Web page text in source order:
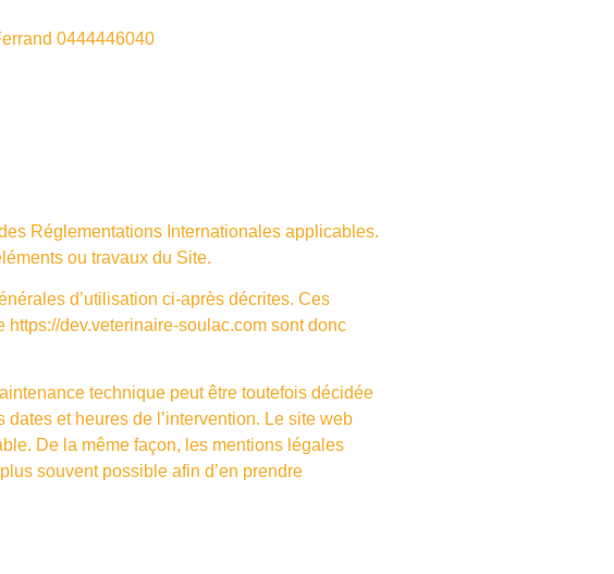
0444446040
Réglementations Internationales applicables.
ou travaux du Site.
d’utilisation ci-après décrites. Ces
https://dev.veterinaire-soulac.com sont donc
technique peut être toutefois décidée
et heures de l’intervention. Le site web
De la même façon, les mentions légales
souvent possible afin d’en prendre